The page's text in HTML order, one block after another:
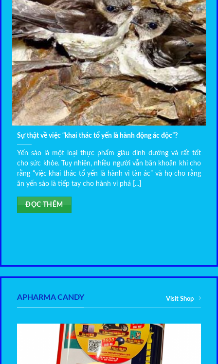
Sự thật về việc “khai thác tổ yến là hành động ác độc”?
Yến sào là một loại thực phẩm giàu dinh dưỡng và rất tốt
cho sức khỏe. Tuy nhiên, nhiều người vẫn băn khoăn khi cho
rằng “việc khai thác tổ yến là hành vi tàn ác” và họ cho rằng
ăn yến sào là tiếp tay cho hành vi phá [...]
ĐỌC THÊM
APHARMA CANDY Visit Shop